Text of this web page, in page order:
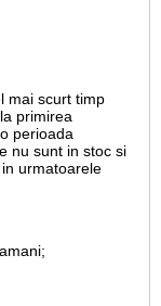
mai scurt timp
primirea
perioada
nu sunt in stoc si
urmatoarele